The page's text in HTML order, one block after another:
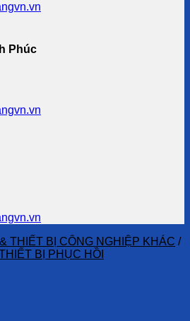
Phúc
THIẾT BỊ CÔNG NGHIỆP KHÁC /
BỊ PHỤC HỒI